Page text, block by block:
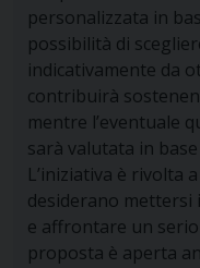
personalizzata in
possibilità di
indicativamente da
contribuirà
mentre l’eventuale
sarà valutata in
L’iniziativa è rivolta
desiderano mettersi
e affrontare un
proposta è aperta